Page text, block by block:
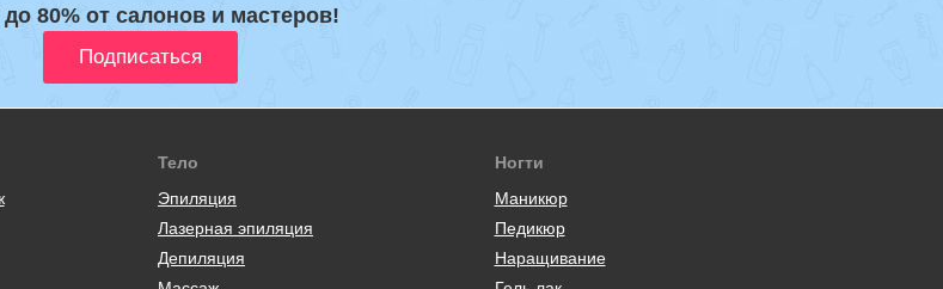
80% от салонов и мастеров!
Тело
Эпиляция
Лазерная эпиляция
Депиляция
Ногти
Маникюр
Педикюр
Наращивание